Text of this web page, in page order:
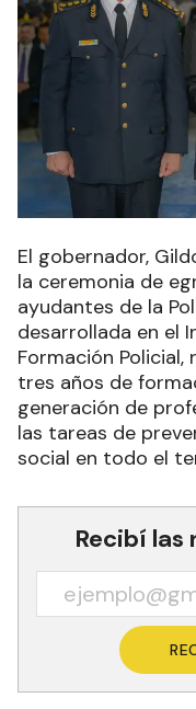
El gobernador,
la ceremonia de
ayudantes de la
desarrollada en el
Formación
tres años de
generación de
las tareas de
social en todo el
Recibí